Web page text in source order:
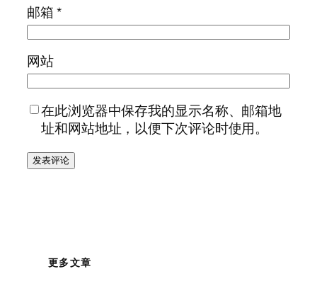
邮箱*
网站
在此浏览器中保存我的显示名称、邮箱地
址和网站地址，以便下次评论时使用。
更多文章